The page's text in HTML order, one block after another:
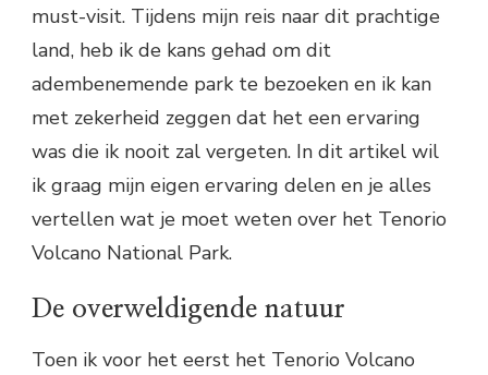
must-visit. Tijdens mijn reis naar dit prachtige
land, heb ik de kans gehad om dit
adembenemende park te bezoeken en ik kan
met zekerheid zeggen dat het een ervaring
was die ik nooit zal vergeten. In dit artikel wil
ik graag mijn eigen ervaring delen en je alles
vertellen wat je moet weten over het Tenorio
Volcano National Park.
De overweldigende natuur
Toen ik voor het eerst het Tenorio Volcano